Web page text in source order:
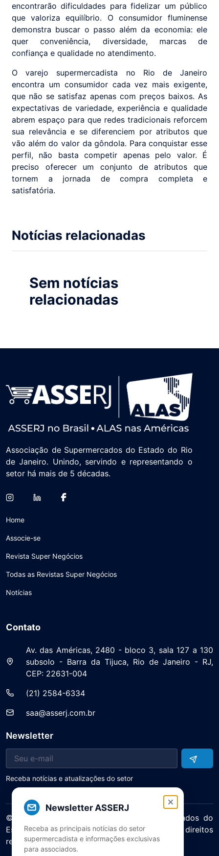
encontrarão dificuldades para fidelizar um público
que valoriza equilíbrio. O consumidor fluminense
demonstra buscar o passo além da economia: ele
quer conveniência, diversidade, marcas de
confiança e qualidade no atendimento.
O varejo supermercadista no Rio de Janeiro
encontra um consumidor cada vez mais exigente,
que não se satisfaz apenas com preços baixos. As
expectativas de variedade, experiência e qualidade
abrem espaço para que redes tradicionais reforcem
sua relevância e se diferenciem por atributos que
vão além do valor da gôndola. Para conquistar esse
perfil, não basta competir apenas pelo valor. É
preciso oferecer um conjunto de atributos que
tornem a jornada de compra completa e
satisfatória.
Notícias relacionadas
Sem notícias
relacionadas
Newsletter ASSERJ
Receba as principais notícias do setor
supermercadista e informações exclusivas
para associados.
Associação de Supermercados do Estado do Rio
de Janeiro. Unindo, servindo e representando o
setor há mais de 5 décadas.
Home
Associe-se
Revista Super Negócios
Todas as Revistas Super Negócios
Notícias
Contato
Av. das Américas, 2480 - bloco 3, sala 127 a 130
subsolo - Barra da Tijuca, Rio de Janeiro - RJ,
CEP: 22631-004
(21) 2584-6334
saa@asserj.com.br
Newsletter
Receba notícias e atualizações do setor
© 2025 ASERJ – Associação de Supermercados do
Estado do Rio de Janeiro. Todos os direitos
reservados.
Política de Privacidade Termos de Uso